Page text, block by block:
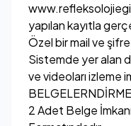
yapılan kayıtla
Özel bir mail ve
Sistemde yer alan
ve videoları izleme
2 Adet Belge